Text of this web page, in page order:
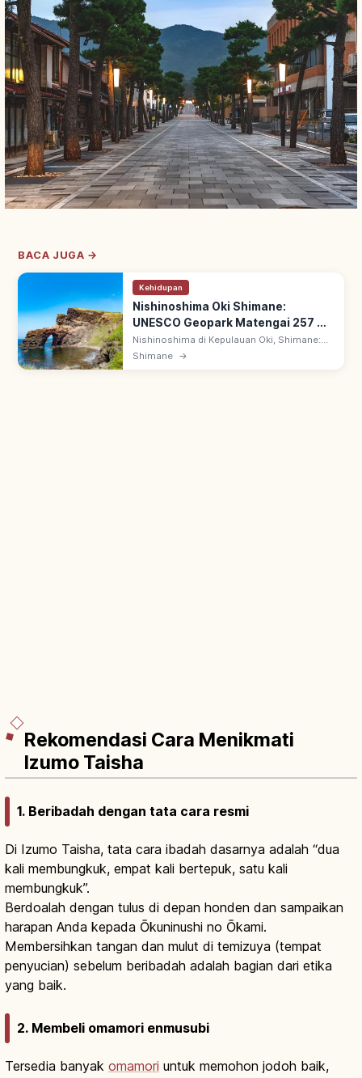
BACA JUGA →
Kehidupan
Nishinoshima Oki Shimane:
UNESCO Geopark Matengai 257 m,
Tips Berkunjung
Nishinoshima di Kepulauan Oki, Shimane:
pulau Dozen UNESCO Global Geopark.
Shimane →
Rekomendasi Cara Menikmati
Izumo Taisha
1. Beribadah dengan tata cara resmi
Di Izumo Taisha, tata cara ibadah dasarnya adalah “dua
kali membungkuk, empat kali bertepuk, satu kali
membungkuk”.
Berdoalah dengan tulus di depan honden dan sampaikan
harapan Anda kepada Ōkuninushi no Ōkami.
Membersihkan tangan dan mulut di temizuya (tempat
penyucian) sebelum beribadah adalah bagian dari etika
yang baik.
2. Membeli omamori enmusubi
Tersedia banyak omamori untuk memohon jodoh baik,